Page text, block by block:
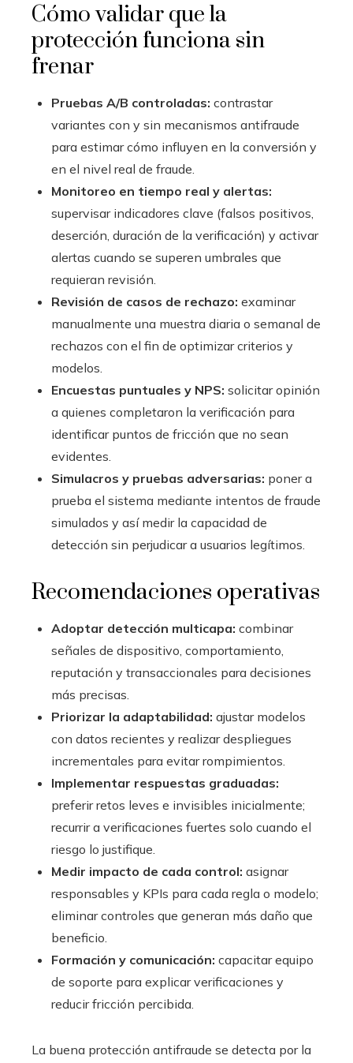
Cómo validar que la
protección funciona sin
frenar
Pruebas A/B controladas: contrastar
variantes con y sin mecanismos antifraude
para estimar cómo influyen en la conversión y
en el nivel real de fraude.
Monitoreo en tiempo real y alertas:
supervisar indicadores clave (falsos positivos,
deserción, duración de la verificación) y activar
alertas cuando se superen umbrales que
requieran revisión.
Revisión de casos de rechazo: examinar
manualmente una muestra diaria o semanal de
rechazos con el fin de optimizar criterios y
modelos.
Encuestas puntuales y NPS: solicitar opinión
a quienes completaron la verificación para
identificar puntos de fricción que no sean
evidentes.
Simulacros y pruebas adversarias: poner a
prueba el sistema mediante intentos de fraude
simulados y así medir la capacidad de
detección sin perjudicar a usuarios legítimos.
Recomendaciones operativas
Adoptar detección multicapa: combinar
señales de dispositivo, comportamiento,
reputación y transaccionales para decisiones
más precisas.
Priorizar la adaptabilidad: ajustar modelos
con datos recientes y realizar despliegues
incrementales para evitar rompimientos.
Implementar respuestas graduadas:
preferir retos leves e invisibles inicialmente;
recurrir a verificaciones fuertes solo cuando el
riesgo lo justifique.
Medir impacto de cada control: asignar
responsables y KPIs para cada regla o modelo;
eliminar controles que generan más daño que
beneficio.
Formación y comunicación: capacitar equipo
de soporte para explicar verificaciones y
reducir fricción percibida.
La buena protección antifraude se detecta por la